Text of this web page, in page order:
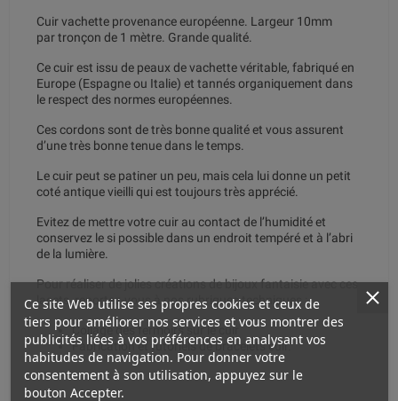
Cuir vachette provenance européenne. Largeur 10mm
par tronçon de 1 mètre. Grande qualité.
Ce cuir est issu de peaux de vachette véritable, fabriqué en
Europe (Espagne ou Italie) et tannés organiquement dans
le respect des normes européennes.
Ces cordons sont de très bonne qualité et vous assurent
d’une très bonne tenue dans le temps.
Le cuir peut se patiner un peu, mais cela lui donne un petit
coté antique vieilli qui est toujours très apprécié.
Evitez de mettre votre cuir au contact de l’humidité et
conservez le si possible dans un endroit tempéré et à l’abri
de la lumière.
Pour réaliser de jolies créations de bijoux fantaisie avec ces
lacets, reportez-vous à nos rubriques techniques :
Collage des fermoirs sur le cuir
Fabrication et tutoriels de bracelets cuir.
Ce site Web utilise ses propres cookies et ceux de
tiers pour améliorer nos services et vous montrer des
publicités liées à vos préférences en analysant vos
habitudes de navigation. Pour donner votre
consentement à son utilisation, appuyez sur le
bouton Accepter.